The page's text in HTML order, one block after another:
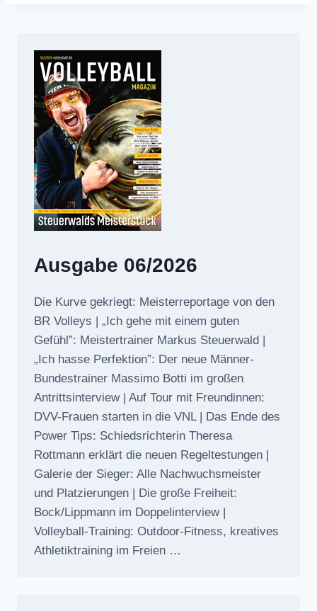
Ausgabe 06/2026
Die Kurve gekriegt: Meisterreportage von den
BR Volleys | „Ich gehe mit einem guten
Gefühl”: Meistertrainer Markus Steuerwald |
„Ich hasse Perfektion”: Der neue Männer-
Bundestrainer Massimo Botti im großen
Antrittsinterview | Auf Tour mit Freundinnen:
DVV-Frauen starten in die VNL | Das Ende des
Power Tips: Schiedsrichterin Theresa
Rottmann erklärt die neuen Regeltestungen |
Galerie der Sieger: Alle Nachwuchsmeister
und Platzierungen | Die große Freiheit:
Bock/Lippmann im Doppelinterview |
Volleyball-Training: Outdoor-Fitness, kreatives
Athletiktraining im Freien …